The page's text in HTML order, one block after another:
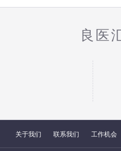
良医
关于我们 联系我们 工作机会